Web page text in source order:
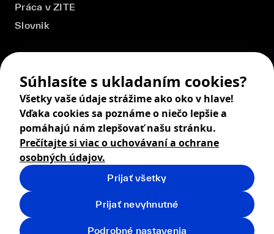
Práca v ZITE
Slovnik
© 2026 ZITA, design by khn office,
Digital products by
Obchodné podmienky
Súhlasíte s ukladaním cookies?
Všetky vaše údaje strážime ako oko v hlave!
Vďaka cookies sa poznáme o niečo lepšie a
pomáhajú nám zlepšovať našu stránku.
Prečítajte si viac o uchovávaní a ochrane
osobných údajov.
Prijať všetky
Prijať nevyhnutné
Podrobné nastavenia